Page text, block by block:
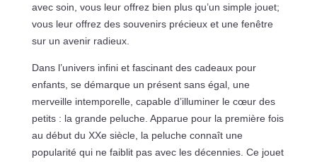
avec soin, vous leur offrez bien plus qu’un simple jouet;
vous leur offrez des souvenirs précieux et une fenêtre
sur un avenir radieux.
Dans l’univers infini et fascinant des cadeaux pour
enfants, se démarque un présent sans égal, une
merveille intemporelle, capable d’illuminer le cœur des
petits : la grande peluche. Apparue pour la première fois
au début du XXe siècle, la peluche connaît une
popularité qui ne faiblit pas avec les décennies. Ce jouet